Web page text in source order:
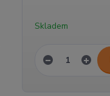
Skladem